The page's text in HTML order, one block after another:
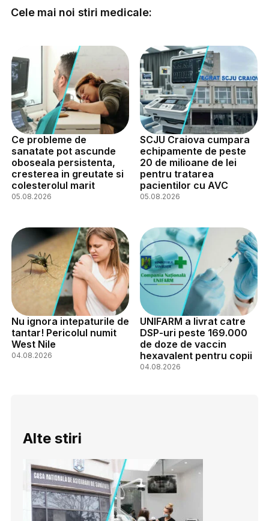
Cele mai noi stiri medicale:
Ce probleme de
sanatate pot ascunde
oboseala persistenta,
cresterea in greutate si
colesterolul marit
05.08.2026
SCJU Craiova cumpara
echipamente de peste
20 de milioane de lei
pentru tratarea
pacientilor cu AVC
05.08.2026
Nu ignora intepaturile de
tantar! Pericolul numit
West Nile
04.08.2026
UNIFARM a livrat catre
DSP-uri peste 169.000
de doze de vaccin
hexavalent pentru copii
04.08.2026
Alte stiri